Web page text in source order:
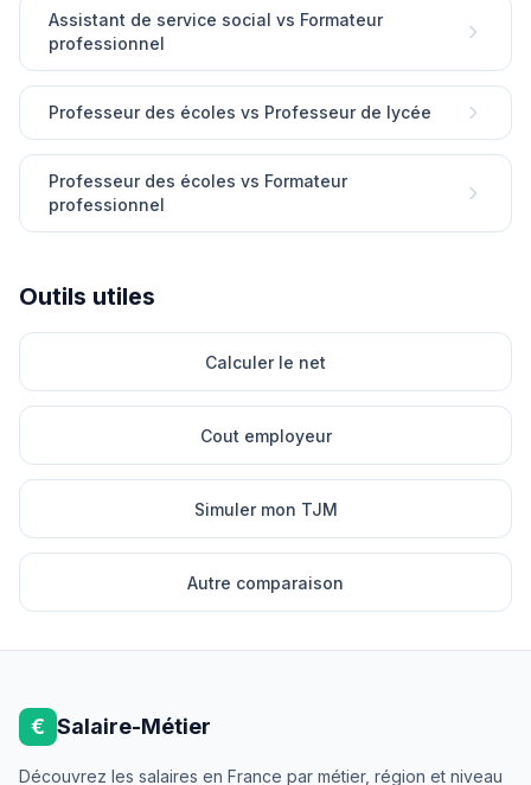
Assistant de service social vs Formateur
professionnel
Professeur des écoles vs Professeur de lycée
Professeur des écoles vs Formateur
professionnel
Outils utiles
Calculer le net
Cout employeur
Simuler mon TJM
Autre comparaison
€ Salaire-Métier
Découvrez les salaires en France par métier, région et niveau